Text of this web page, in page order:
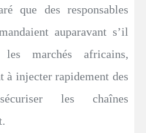
que des responsables
auparavant s’il
marchés africains,
à injecter rapidement des
les chaînes